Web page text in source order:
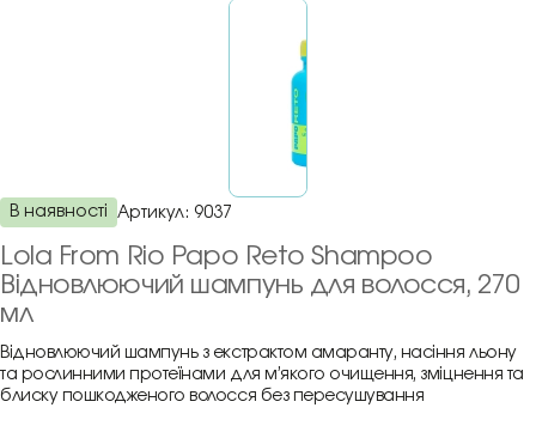
В наявності Артикул: 9037
Lola From Rio Papo Reto Shampoo
Відновлюючий шампунь для волосся, 270
мл
Відновлюючий шампунь з екстрактом амаранту, насіння льону
та рослинними протеїнами для м’якого очищення, зміцнення та
блиску пошкодженого волосся без пересушування